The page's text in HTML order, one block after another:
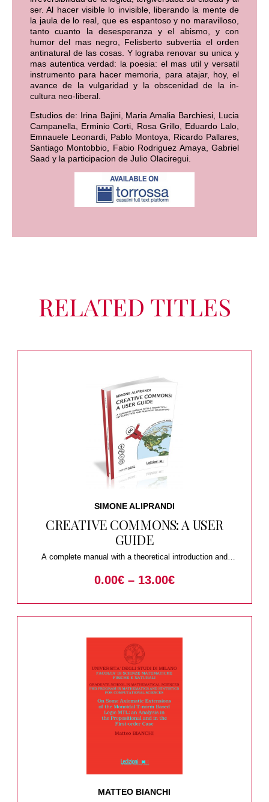
ser. Al hacer visible lo invisible, liberando la mente de
la jaula de lo real, que es espantoso y no maravilloso,
tanto cuanto la desesperanza y el abismo, y con
humor del mas negro, Felisberto subvertia el orden
antinatural de las cosas. Y lograba renovar su unica y
mas autentica verdad: la poesia: el mas util y versatil
instrumento para hacer memoria, para atajar, hoy, el
avance de la vulgaridad y la obscenidad de la in-
cultura neo-liberal.
Estudios de: Irina Bajini, Maria Amalia Barchiesi, Lucia
Campanella, Erminio Corti, Rosa Grillo, Eduardo Lalo,
Emnauele Leonardi, Pablo Montoya, Ricardo Pallares,
Santiago Montobbio, Fabio Rodriguez Amaya, Gabriel
Saad y la participacion de Julio Olaciregui.
RELATED TITLES
SIMONE ALIPRANDI
CREATIVE COMMONS: A USER
GUIDE
A complete manual with a theoretical introduction and
0.00€ – 13.00€
MATTEO BIANCHI